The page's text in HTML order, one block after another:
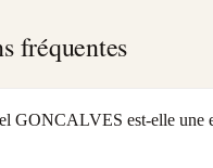
fréquentes
GONCALVES est-elle une